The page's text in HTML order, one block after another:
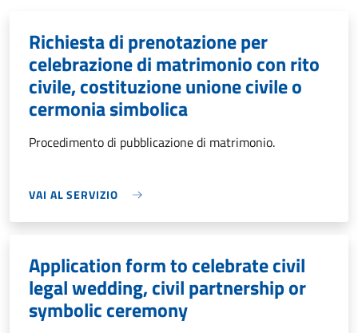
Richiesta di prenotazione per
celebrazione di matrimonio con rito
civile, costituzione unione civile o
cermonia simbolica
Procedimento di pubblicazione di matrimonio.
VAI AL SERVIZIO
Application form to celebrate civil
legal wedding, civil partnership or
symbolic ceremony